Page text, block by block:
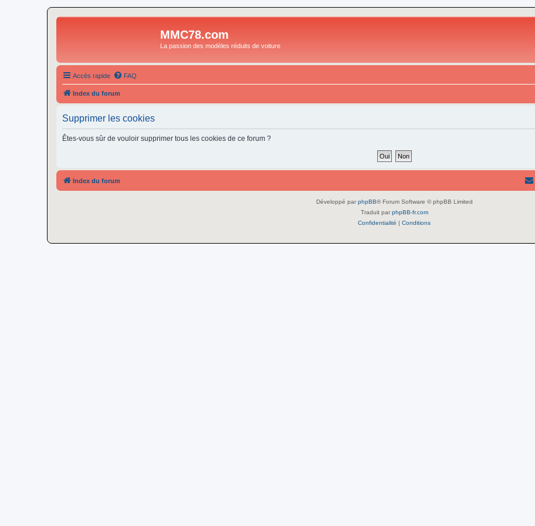
MMC78.com
La passion des modèles réduits de voiture
Accès rapide FAQ
Index du forum
Supprimer les cookies
Êtes-vous sûr de vouloir supprimer tous les cookies de ce forum ?
Index du forum
Développé par phpBB® Forum Software © phpBB Limited
Traduit par phpBB-fr.com
Confidentialité | Conditions